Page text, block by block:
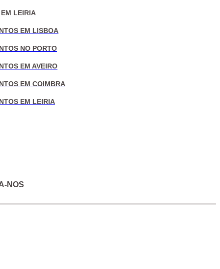
LEIRIA
EM LISBOA
NO PORTO
EM AVEIRO
EM COIMBRA
EM LEIRIA
NOS